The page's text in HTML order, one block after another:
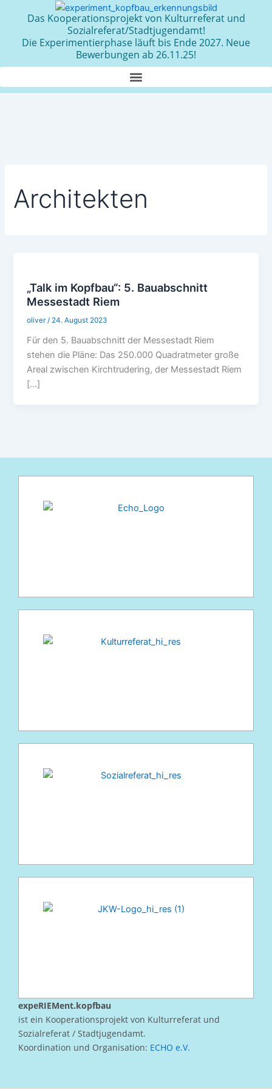
Das Kooperationsprojekt von Kulturreferat und
Sozialreferat/Stadtjugendamt!
Die Experimentierphase läuft bis Ende 2027. Neue
Bewerbungen ab 26.11.25!
Architekten
„Talk im Kopfbau“: 5. Bauabschnitt
Messestadt Riem
oliver/ 24. August 2023
Für den 5. Bauabschnitt der Messestadt Riem
stehen die Pläne: Das 250.000 Quadratmeter große
Areal zwischen Kirchtrudering, der Messestadt Riem
[…]
expeRIEMent.kopfbau
ist ein Kooperationsprojekt von Kulturreferat und
Sozialreferat / Stadtjugendamt.
Koordination und Organisation: ECHO e.V.